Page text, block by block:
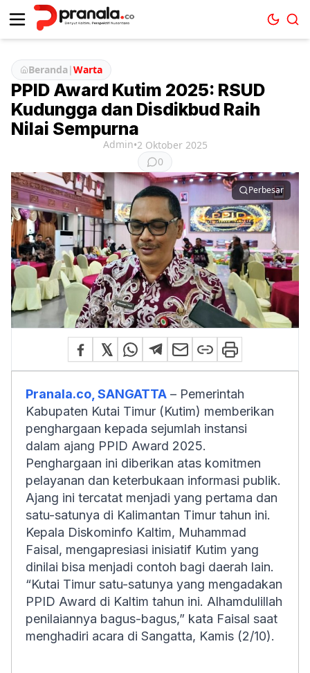
Beranda|Warta
PPID Award Kutim 2025: RSUD
Kudungga dan Disdikbud Raih
Nilai Sempurna
Admin•2 Oktober 2025
0
Perbesar
Pranala.co, SANGATTA – Pemerintah
Kabupaten Kutai Timur (Kutim) memberikan
penghargaan kepada sejumlah instansi
dalam ajang PPID Award 2025.
Penghargaan ini diberikan atas komitmen
pelayanan dan keterbukaan informasi publik.
Ajang ini tercatat menjadi yang pertama dan
satu-satunya di Kalimantan Timur tahun ini.
Kepala Diskominfo Kaltim, Muhammad
Faisal, mengapresiasi inisiatif Kutim yang
dinilai bisa menjadi contoh bagi daerah lain.
“Kutai Timur satu-satunya yang mengadakan
PPID Award di Kaltim tahun ini. Alhamdulillah
penilaiannya bagus-bagus,” kata Faisal saat
menghadiri acara di Sangatta, Kamis (2/10).